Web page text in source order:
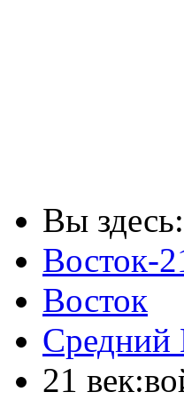
Вы здесь:
Восток-
Восток
Средний
21